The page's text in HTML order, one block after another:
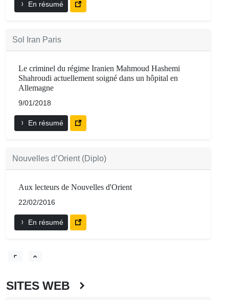
En résumé
Sol Iran Paris
Le criminel du régime Iranien Mahmoud Hashemi
Shahroudi actuellement soigné dans un hôpital en
Allemagne
9/01/2018
En résumé
Nouvelles d’Orient (Diplo)
Aux lecteurs de Nouvelles d'Orient
22/02/2016
En résumé
SITES WEB